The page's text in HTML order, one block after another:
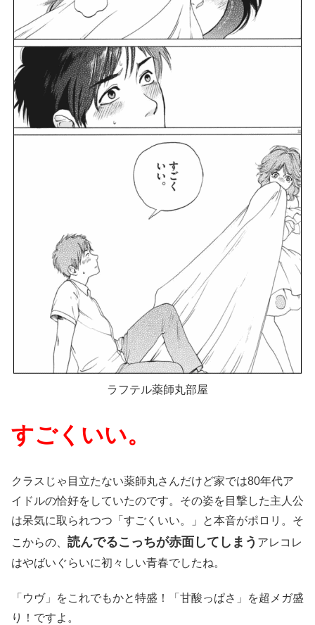
ラフテル薬師丸部屋
すごくいい。
クラスじゃ目立たない薬師丸さんだけど家では80年代ア
イドルの恰好をしていたのです。その姿を目撃した主人公
は呆気に取られつつ「すごくいい。」と本音がポロリ。そ
こからの、 読んでるこっちが赤面してしまう アレコレ
はやばいぐらいに初々しい青春でしたね。
「ウヴ」をこれでもかと特盛！「甘酸っぱさ」を超メガ盛
り！ですよ。